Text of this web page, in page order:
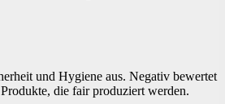
und Hygiene aus. Negativ bewertet
die fair produziert werden.